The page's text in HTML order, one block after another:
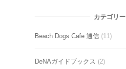
カテゴリー
Beach Dogs Cafe 通信 (11)
DeNAガイドブックス (2)